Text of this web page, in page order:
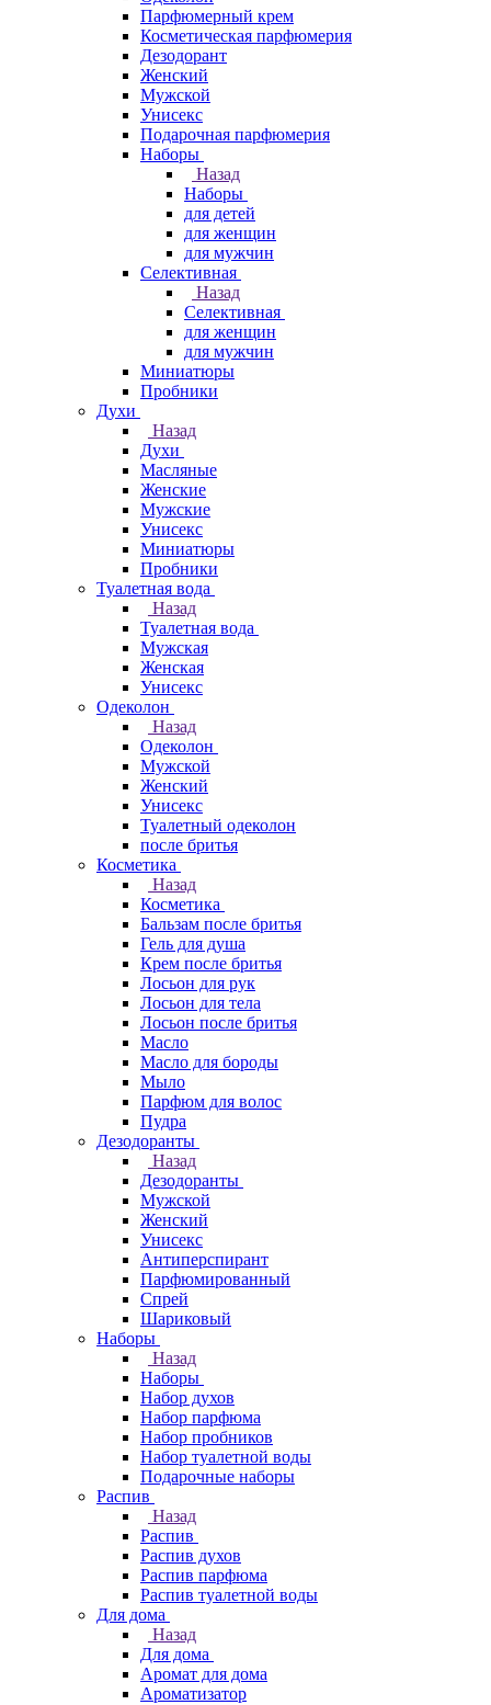
Парфюмерный крем
Косметическая парфюмерия
Дезодорант
Женский
Мужской
Унисекс
Подарочная парфюмерия
Наборы
Назад
Наборы
для детей
для женщин
для мужчин
Селективная
Назад
Селективная
для женщин
для мужчин
Миниатюры
Пробники
Духи
Назад
Духи
Масляные
Женские
Мужские
Унисекс
Миниатюры
Пробники
Туалетная вода
Назад
Туалетная вода
Мужская
Женская
Унисекс
Одеколон
Назад
Одеколон
Мужской
Женский
Унисекс
Туалетный одеколон
после бритья
Косметика
Назад
Косметика
Бальзам после бритья
Гель для душа
Крем после бритья
Лосьон для рук
Лосьон для тела
Лосьон после бритья
Масло
Масло для бороды
Мыло
Парфюм для волос
Пудра
Дезодоранты
Назад
Дезодоранты
Мужской
Женский
Унисекс
Антиперспирант
Парфюмированный
Спрей
Шариковый
Наборы
Назад
Наборы
Набор духов
Набор парфюма
Набор пробников
Набор туалетной воды
Подарочные наборы
Распив
Назад
Распив
Распив духов
Распив парфюма
Распив туалетной воды
Для дома
Назад
Для дома
Аромат для дома
Ароматизатор